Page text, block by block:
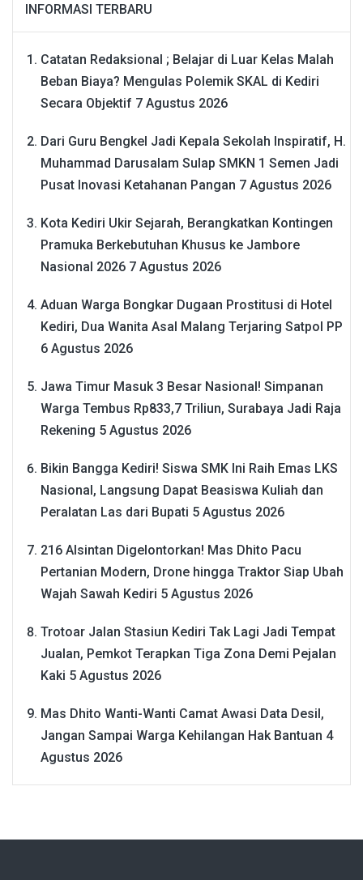
INFORMASI TERBARU
Catatan Redaksional ; Belajar di Luar Kelas Malah
Beban Biaya? Mengulas Polemik SKAL di Kediri
Secara Objektif 7 Agustus 2026
Dari Guru Bengkel Jadi Kepala Sekolah Inspiratif, H.
Muhammad Darusalam Sulap SMKN 1 Semen Jadi
Pusat Inovasi Ketahanan Pangan 7 Agustus 2026
Kota Kediri Ukir Sejarah, Berangkatkan Kontingen
Pramuka Berkebutuhan Khusus ke Jambore
Nasional 2026 7 Agustus 2026
Aduan Warga Bongkar Dugaan Prostitusi di Hotel
Kediri, Dua Wanita Asal Malang Terjaring Satpol PP
6 Agustus 2026
Jawa Timur Masuk 3 Besar Nasional! Simpanan
Warga Tembus Rp833,7 Triliun, Surabaya Jadi Raja
Rekening 5 Agustus 2026
Bikin Bangga Kediri! Siswa SMK Ini Raih Emas LKS
Nasional, Langsung Dapat Beasiswa Kuliah dan
Peralatan Las dari Bupati 5 Agustus 2026
216 Alsintan Digelontorkan! Mas Dhito Pacu
Pertanian Modern, Drone hingga Traktor Siap Ubah
Wajah Sawah Kediri 5 Agustus 2026
Trotoar Jalan Stasiun Kediri Tak Lagi Jadi Tempat
Jualan, Pemkot Terapkan Tiga Zona Demi Pejalan
Kaki 5 Agustus 2026
Mas Dhito Wanti-Wanti Camat Awasi Data Desil,
Jangan Sampai Warga Kehilangan Hak Bantuan 4
Agustus 2026